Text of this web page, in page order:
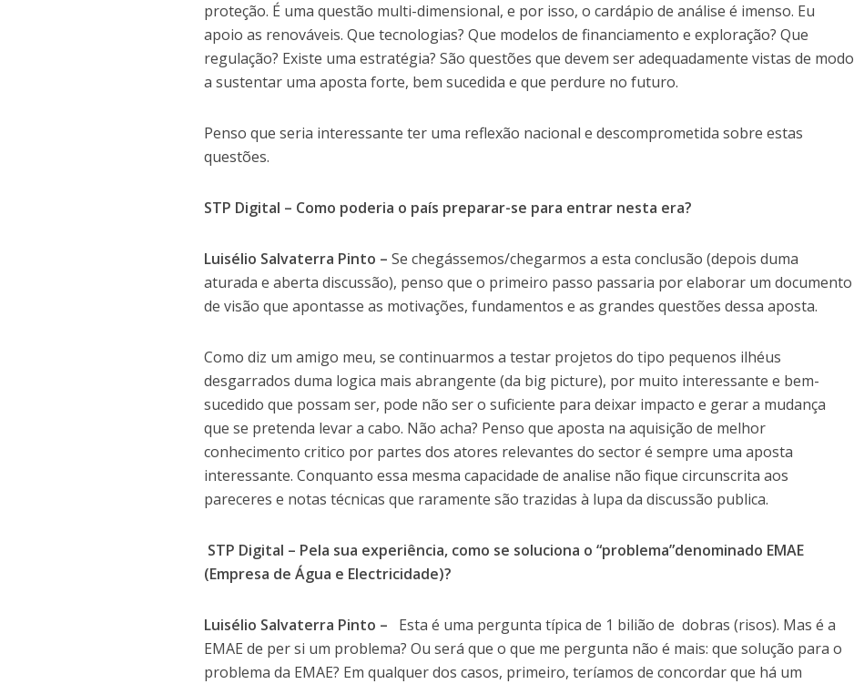
proteção. É uma questão multi-dimensional, e por isso, o cardápio de análise é imenso. Eu
apoio as renováveis. Que tecnologias? Que modelos de financiamento e exploração? Que
regulação? Existe uma estratégia? São questões que devem ser adequadamente vistas de modo
a sustentar uma aposta forte, bem sucedida e que perdure no futuro.
Penso que seria interessante ter uma reflexão nacional e descomprometida sobre estas
questões.
STP Digital – Como poderia o país preparar-se para entrar nesta era?
Luisélio Salvaterra Pinto –Se chegássemos/chegarmos a esta conclusão (depois duma
aturada e aberta discussão), penso que o primeiro passo passaria por elaborar um documento
de visão que apontasse as motivações, fundamentos e as grandes questões dessa aposta.
Como diz um amigo meu, se continuarmos a testar projetos do tipo pequenos ilhéus
desgarrados duma logica mais abrangente (da big picture), por muito interessante e bem-
sucedido que possam ser, pode não ser o suficiente para deixar impacto e gerar a mudança
que se pretenda levar a cabo. Não acha? Penso que aposta na aquisição de melhor
conhecimento critico por partes dos atores relevantes do sector é sempre uma aposta
interessante. Conquanto essa mesma capacidade de analise não fique circunscrita aos
pareceres e notas técnicas que raramente são trazidas à lupa da discussão publica.
STP Digital – Pela sua experiência, como se soluciona o “problema”denominado EMAE
(Empresa de Água e Electricidade)?
Luisélio Salvaterra Pinto – Esta é uma pergunta típica de 1 bilião de dobras (risos). Mas é a
EMAE de per si um problema? Ou será que o que me pergunta não é mais: que solução para o
problema da EMAE? Em qualquer dos casos, primeiro, teríamos de concordar que há um